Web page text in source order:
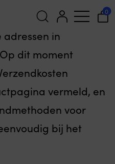
0
levering
in
dit moment
vermeld, en
voor
bij het